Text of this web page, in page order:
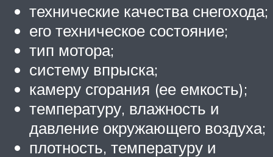
технические качества снегохода;
его техническое состояние;
тип мотора;
систему впрыска;
камеру сгорания (ее емкость);
температуру, влажность и
давление окружающего воздуха;
плотность, температуру и